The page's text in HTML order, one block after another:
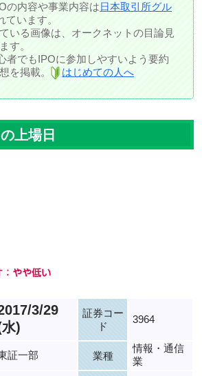
の内容や事業内容は日本取引所グル
ています。
いる画像は、オークネットの目論見
す。
者でもIPOに参加しやすいよう要約
を掲載。
はじめての人へ
上場日
3/29
)
証券コー
ド
3964
証一部 業種
情報・通信
業